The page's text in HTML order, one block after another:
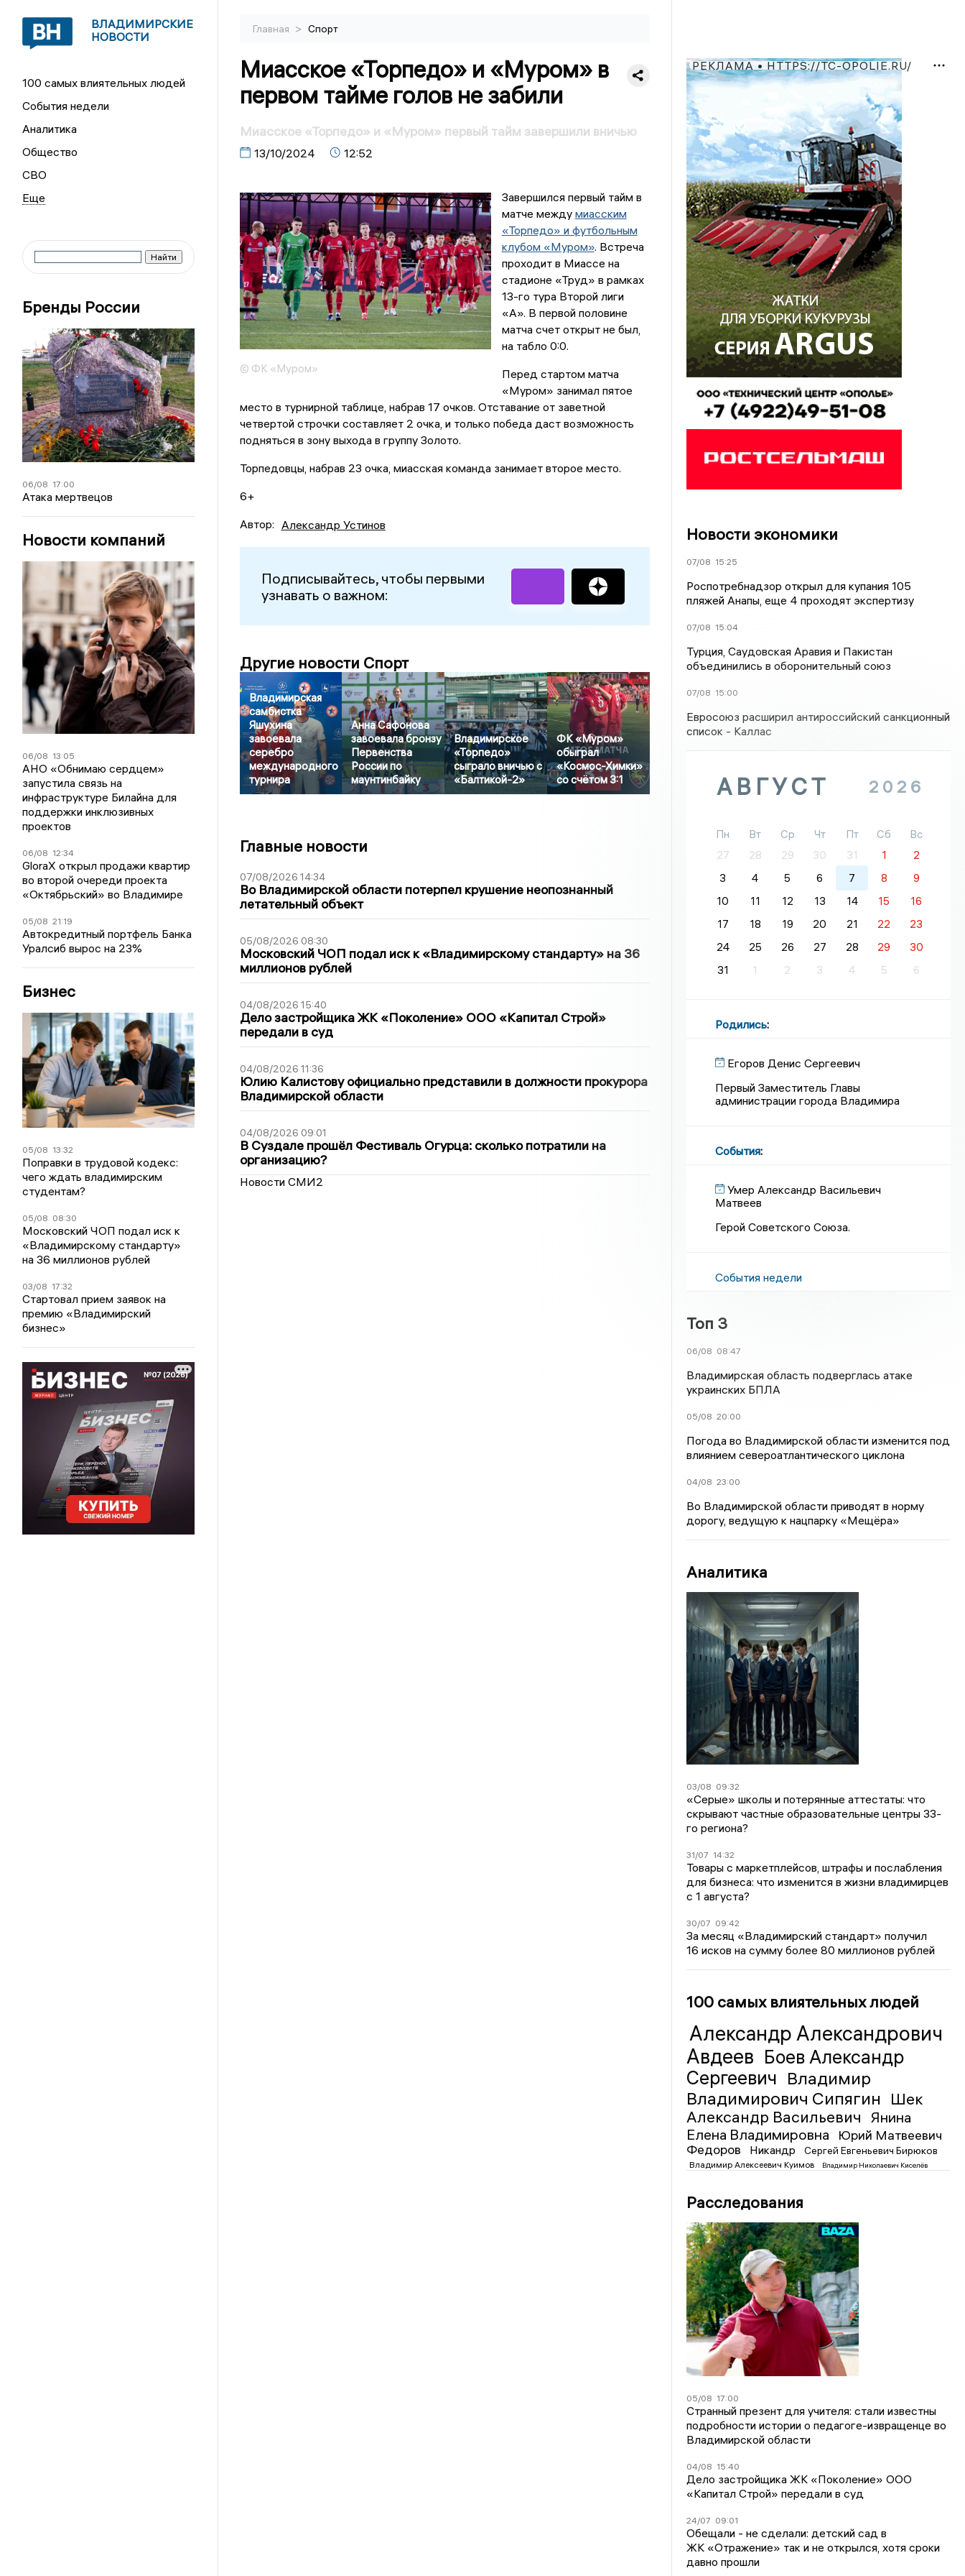
ВЛАДИМИРСКИЕ
НОВОСТИ
100 самых влиятельных людей
События недели
Аналитика
Общество
СВО
Бренды России
06/08 17:00
Атака мертвецов
Новости компаний
06/08 13:05
АНО «Обнимаю сердцем»
запустила связь на
инфраструктуре Билайна для
поддержки инклюзивных
проектов
06/08 12:34
GloraX открыл продажи квартир
во второй очереди проекта
«Октябрьский» во Владимире
05/08 21:19
Автокредитный портфель Банка
Уралсиб вырос на 23%
Бизнес
05/08 13:32
Поправки в трудовой кодекс:
чего ждать владимирским
студентам?
05/08 08:30
Московский ЧОП подал иск к
«Владимирскому стандарту»
на 36 миллионов рублей
03/08 17:32
Стартовал прием заявок на
премию «Владимирский
бизнес»
Главная > Спорт
Миасское «Торпедо» и «Муром» в
первом тайме голов не забили
Миасское «Торпедо» и «Муром» первый тайм завершили вничью
13/10/2024 12:52
© ФК «Муром»
Завершился первый тайм в
матче между миасским
«Торпедо» и футбольным
клубом «Муром». Встреча
проходит в Миассе на
стадионе «Труд» в рамках
13-го тура Второй лиги
«А». В первой половине
матча счет открыт не был,
на табло 0:0.
Перед стартом матча
«Муром» занимал пятое
место в турнирной таблице, набрав 17 очков. Отставание от заветной
четвертой строчки составляет 2 очка, и только победа даст возможность
подняться в зону выхода в группу Золото.
Торпедовцы, набрав 23 очка, миасская команда занимает второе место.
6+
Автор: Александр Устинов
Подписывайтесь, чтобы первыми
узнавать о важном:
Другие новости Спорт
Владимирская
самбистка
Яшухина
завоевала
серебро
международного
турнира
Анна Сафонова
завоевала бронзу
Первенства
России по
маунтинбайку
Владимирское
«Торпедо»
сыграло вничью с
«Балтикой-2»
ФК «Муром»
обыграл
«Космос-Химки»
со счётом 3:1
Главные новости
07/08/2026 14:34
Во Владимирской области потерпел крушение неопознанный
летательный объект
05/08/2026 08:30
Московский ЧОП подал иск к «Владимирскому стандарту» на 36
миллионов рублей
04/08/2026 15:40
Дело застройщика ЖК «Поколение» ООО «Капитал Строй»
передали в суд
04/08/2026 11:36
Юлию Калистову официально представили в должности прокурора
Владимирской области
04/08/2026 09:01
В Суздале прошёл Фестиваль Огурца: сколько потратили на
организацию?
Новости СМИ2
РЕКЛАМА • HTTPS://TC-OPOLIE.RU/
Новости экономики
07/08 15:25
Роспотребнадзор открыл для купания 105
пляжей Анапы, еще 4 проходят экспертизу
07/08 15:04
Турция, Саудовская Аравия и Пакистан
объединились в оборонительный союз
07/08 15:00
Евросоюз расширил антироссийский санкционный
список - Каллас
АВГУСТ 2026
Пн Вт Ср Чт Пт Сб
Вс
27
28 29 30 31 1
2
3
4 5 6 7 8
9
10
11 12 13 14 15
16
17
18 19 20 21 22
23
24
25 26 27 28 29
30
31
1 2 3 4 5 6
Родились:
Егоров Денис Сергеевич
Первый Заместитель Главы
администрации города Владимира
События:
Умер Александр Васильевич
Матвеев
Герой Советского Союза.
События недели
Топ 3
06/08 08:47
Владимирская область подверглась атаке
украинских БПЛА
05/08 20:00
Погода во Владимирской области изменится под
влиянием североатлантического циклона
04/08 23:00
Во Владимирской области приводят в норму
дорогу, ведущую к нацпарку «Мещёра»
Аналитика
03/08 09:32
«Серые» школы и потерянные аттестаты: что
скрывают частные образовательные центры 33-
го региона?
31/07 14:32
Товары с маркетплейсов, штрафы и послабления
для бизнеса: что изменится в жизни владимирцев
с 1 августа?
30/07 09:42
За месяц «Владимирский стандарт» получил
16 исков на сумму более 80 миллионов рублей
100 самых влиятельных людей
Александр Александрович
Авдеев Боев Александр
Сергеевич Владимир
Владимирович Сипягин Шек
Александр Васильевич
Янина
Елена Владимировна
Юрий Матвеевич
Федоров
Никандр Сергей Евгеньевич Бирюков
Владимир Алексеевич Куимов Владимир Николаевич Киселёв
Расследования
05/08 17:00
Странный презент для учителя: стали известны
подробности истории о педагоге-извращенце во
Владимирской области
04/08 15:40
Дело застройщика ЖК «Поколение» ООО
«Капитал Строй» передали в суд
24/07 09:01
Обещали - не сделали: детский сад в
ЖК «Отражение» так и не открылся, хотя сроки
давно прошли